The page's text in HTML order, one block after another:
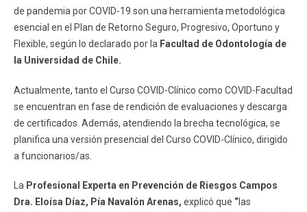
de pandemia por COVID-19 son una herramienta metodológica
esencial en el Plan de Retorno Seguro, Progresivo, Oportuno y
Flexible, según lo declarado por la Facultad de Odontología de
la Universidad de Chile.
Actualmente, tanto el Curso COVID-Clínico como COVID-Facultad
se encuentran en fase de rendición de evaluaciones y descarga
de certificados. Además, atendiendo la brecha tecnológica, se
planifica una versión presencial del Curso COVID-Clínico, dirigido
a funcionarios/as.
La Profesional Experta en Prevención de Riesgos Campos
Dra. Eloísa Díaz, Pía Navalón Arenas, explicó que “las